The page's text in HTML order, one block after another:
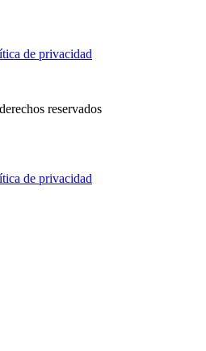
de privacidad
reservados
de privacidad